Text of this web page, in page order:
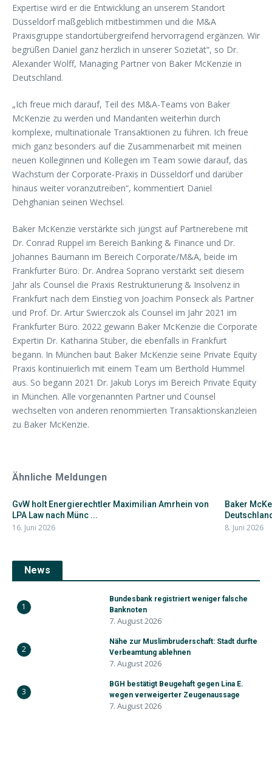
Expertise wird er die Entwicklung an unserem Standort
Düsseldorf maßgeblich mitbestimmen und die M&A
Praxisgruppe standortübergreifend hervorragend ergänzen. Wir
begrüßen Daniel ganz herzlich in unserer Sozietät“, so Dr.
Alexander Wolff, Managing Partner von Baker McKenzie in
Deutschland.
„Ich freue mich darauf, Teil des M&A-Teams von Baker
McKenzie zu werden und Mandanten weiterhin durch
komplexe, multinationale Transaktionen zu führen. Ich freue
mich ganz besonders auf die Zusammenarbeit mit meinen
neuen Kolleginnen und Kollegen im Team sowie darauf, das
Wachstum der Corporate-Praxis in Düsseldorf und darüber
hinaus weiter voranzutreiben“, kommentiert Daniel
Dehghanian seinen Wechsel.
Baker McKenzie verstärkte sich jüngst auf Partnerebene mit
Dr. Conrad Ruppel im Bereich Banking & Finance und Dr.
Johannes Baumann im Bereich Corporate/M&A, beide im
Frankfurter Büro. Dr. Andrea Soprano verstärkt seit diesem
Jahr als Counsel die Praxis Restrukturierung & Insolvenz in
Frankfurt nach dem Einstieg von Joachim Ponseck als Partner
und Prof. Dr. Artur Swierczok als Counsel im Jahr 2021 im
Frankfurter Büro. 2022 gewann Baker McKenzie die Corporate
Expertin Dr. Katharina Stüber, die ebenfalls in Frankfurt
begann. In München baut Baker McKenzie seine Private Equity
Praxis kontinuierlich mit einem Team um Berthold Hummel
aus. So begann 2021 Dr. Jakub Lorys im Bereich Private Equity
in München. Alle vorgenannten Partner und Counsel
wechselten von anderen renommierten Transaktionskanzleien
zu Baker McKenzie.
Ähnliche Meldungen
GvW holt Energierechtler Maximilian Amrhein von
LPA Law nach Münc ...
16. Juni 2026
Baker
8. Juni 2026
News
1
Bundesbank registriert weniger falsche
Banknoten
7. August 2026
2
Nähe zur Muslimbruderschaft: Stadt durfte
Verbeamtung ablehnen
7. August 2026
3
BGH bestätigt Beugehaft gegen Lina E.
wegen verweigerter Zeugenaussage
7. August 2026